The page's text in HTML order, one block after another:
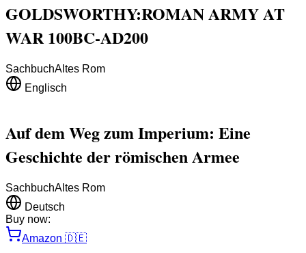
GOLDSWORTHY:ROMAN ARMY AT
WAR 100BC-AD200
SachbuchAltes Rom
Englisch
Auf dem Weg zum Imperium: Eine
Geschichte der römischen Armee
SachbuchAltes Rom
Deutsch
Buy now:
Amazon 🇩🇪